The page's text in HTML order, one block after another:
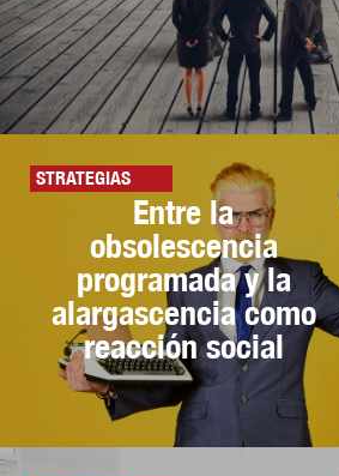
STRATEGIAS
Entre la
obsolescencia
programada y la
alargascencia como
reacción social